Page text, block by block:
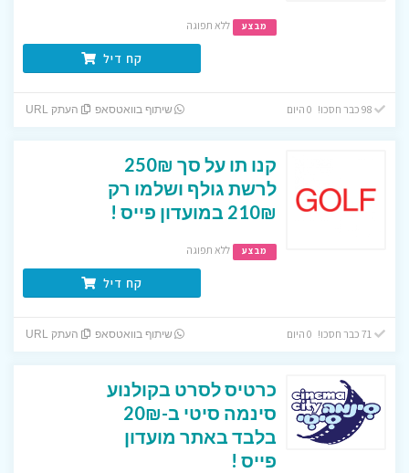
מבצע ללא תפוגה
קח דיל
98 כבר חסכו! 0 היום שיתוף בוואטסאפ העתק URL
קנו תו על סך 250₪
לרשת גולף ושלמו רק
210₪ במועדון פייס !
מבצע ללא תפוגה
קח דיל
71 כבר חסכו! 0 היום שיתוף בוואטסאפ העתק URL
כרטיס לסרט בקולנוע
סינמה סיטי ב-20₪
בלבד באתר מועדון
פייס !